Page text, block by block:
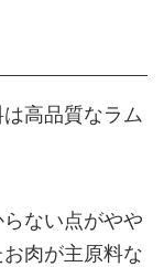
高品質なラム
ない点がやや
肉が主原料な